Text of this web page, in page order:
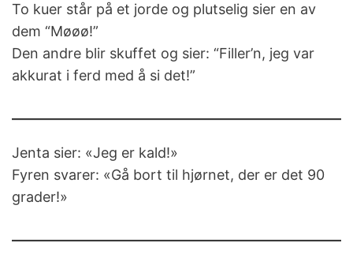
To kuer står på et jorde og plutselig sier en av
dem “Møøø!”
Den andre blir skuffet og sier: “Filler’n, jeg var
akkurat i ferd med å si det!”
Jenta sier: «Jeg er kald!»
Fyren svarer: «Gå bort til hjørnet, der er det 90
grader!»